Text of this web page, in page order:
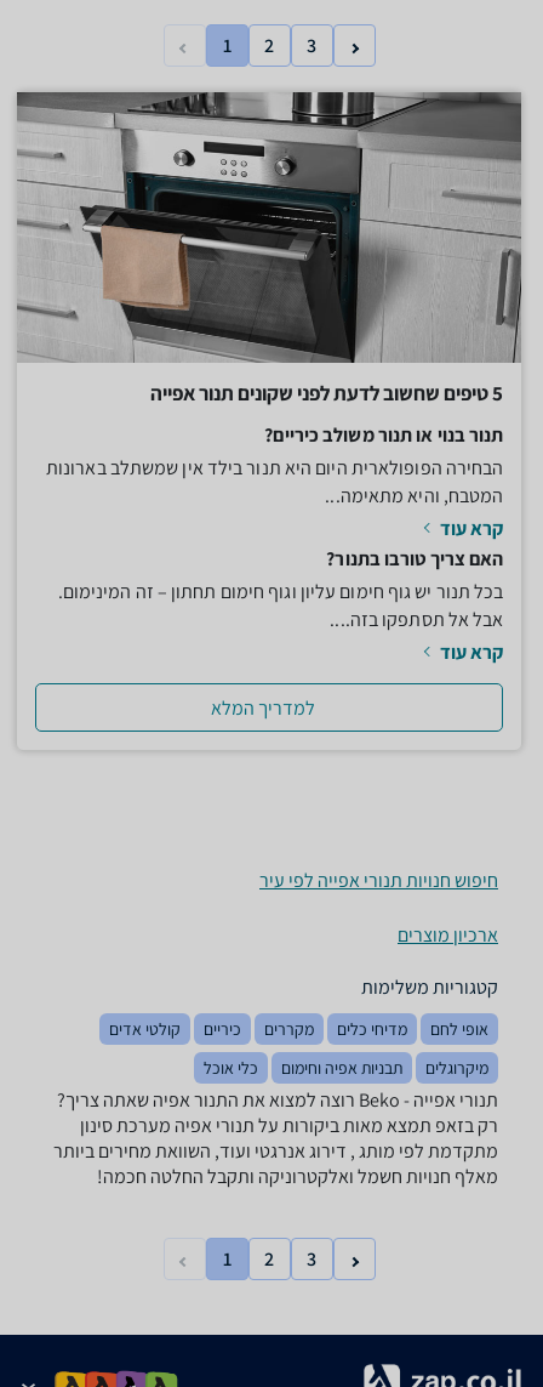
1 2 3
5 טיפים שחשוב לדעת לפני שקונים תנור אפייה
תנור בנוי או תנור משולב כיריים?
הבחירה הפופולארית היום היא תנור בילד אין שמשתלב בארונות
המטבח, והיא מתאימה...
קרא עוד
האם צריך טורבו בתנור?
בכל תנור יש גוף חימום עליון וגוף חימום תחתון – זה המינימום.
אבל אל תסתפקו בזה....
קרא עוד
למדריך המלא
חיפוש חנויות תנורי אפייה לפי עיר
ארכיון מוצרים
קטגוריות משלימות
אופי לחם מדיחי כלים מקררים כיריים
קולטי אדים
מיקרוגלים
תבניות אפיה וחימום כלי אוכל
תנורי אפייה - ‏Beko רוצה למצוא את התנור אפיה שאתה צריך?
רק בזאפ תמצא מאות ביקורות על תנורי אפיה מערכת סינון
מתקדמת לפי מותג , דירוג אנרגטי ועוד, השוואת מחירים ביותר
מאלף חנויות חשמל ואלקטרוניקה ותקבל החלטה חכמה!
1 2 3